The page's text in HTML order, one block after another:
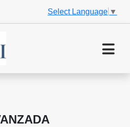
Select Language ▼